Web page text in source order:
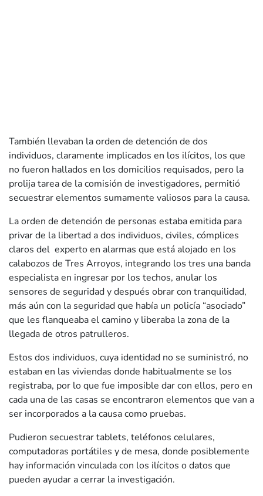
También llevaban la orden de detención de dos
individuos, claramente implicados en los ilícitos, los que
no fueron hallados en los domicilios requisados, pero la
prolija tarea de la comisión de investigadores, permitió
secuestrar elementos sumamente valiosos para la causa.
La orden de detención de personas estaba emitida para
privar de la libertad a dos individuos, civiles, cómplices
claros del experto en alarmas que está alojado en los
calabozos de Tres Arroyos, integrando los tres una banda
especialista en ingresar por los techos, anular los
sensores de seguridad y después obrar con tranquilidad,
más aún con la seguridad que había un policía “asociado”
que les flanqueaba el camino y liberaba la zona de la
llegada de otros patrulleros.
Estos dos individuos, cuya identidad no se suministró, no
estaban en las viviendas donde habitualmente se los
registraba, por lo que fue imposible dar con ellos, pero en
cada una de las casas se encontraron elementos que van a
ser incorporados a la causa como pruebas.
Pudieron secuestrar tablets, teléfonos celulares,
computadoras portátiles y de mesa, donde posiblemente
hay información vinculada con los ilícitos o datos que
pueden ayudar a cerrar la investigación.